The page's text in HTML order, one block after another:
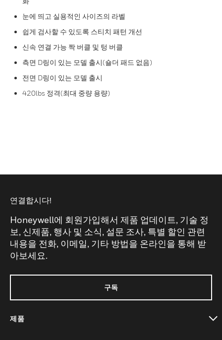
눈에 띄고 실용적인 사이즈의 라벨
쉽게 검사할 수 있도록 스티치 패턴 개선
신속 연결 가능 짝 버클 및 텅 버클
측면 D링이 있는 모델 출시(숄더 패드 없음)
전면 D링이 있는 모델 출시
420lbs 정격(최대 중량 용량)
연결합시다!
Honeywell에 회원가입해서 제품 업데이트, 기술 정
보, 신제품, 행사 및 소식, 설문 조사, 특별 할인 관련
내용을 전화, 이메일, 기타 방법을 온라인을 통해 받
아보세요.
구독
제품